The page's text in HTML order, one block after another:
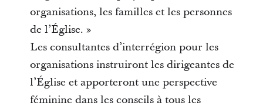
organisations, les familles et les personnes
de l’Église. »
Les consultantes d’interrégion pour les
organisations instruiront les dirigeantes de
l’Église et apporteront une perspective
féminine dans les conseils à tous les